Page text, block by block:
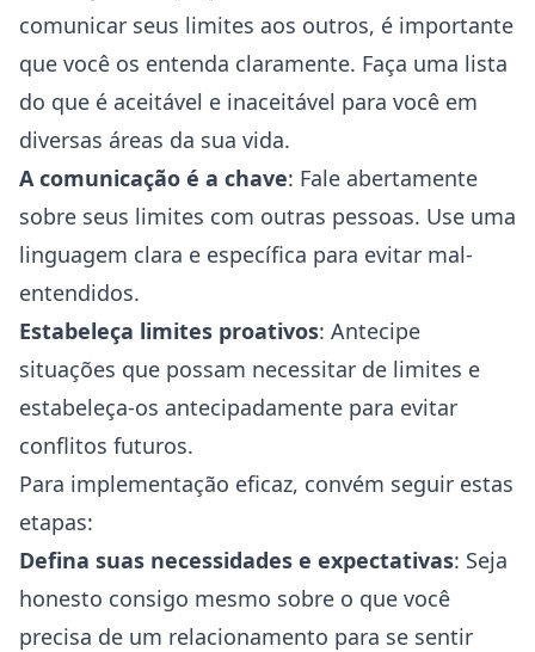
comunicar seus limites aos outros, é importante
que você os entenda claramente. Faça uma lista
do que é aceitável e inaceitável para você em
diversas áreas da sua vida.
A comunicação é a chave: Fale abertamente
sobre seus limites com outras pessoas. Use uma
linguagem clara e específica para evitar mal-
entendidos.
Estabeleça limites proativos: Antecipe
situações que possam necessitar de limites e
estabeleça-os antecipadamente para evitar
conflitos futuros.
Para implementação eficaz, convém seguir estas
etapas:
Defina suas necessidades e expectativas: Seja
honesto consigo mesmo sobre o que você
precisa de um relacionamento para se sentir